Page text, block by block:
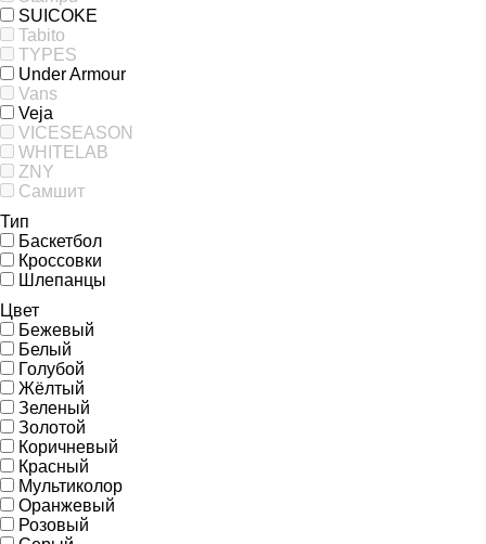
SUICOKE
Tabito
TYPES
Under Armour
Vans
Veja
VICESEASON
WHITELAB
ZNY
Самшит
Тип
Баскетбол
Кроссовки
Шлепанцы
Цвет
Бежевый
Белый
Голубой
Жёлтый
Зеленый
Золотой
Коричневый
Красный
Мультиколор
Оранжевый
Розовый